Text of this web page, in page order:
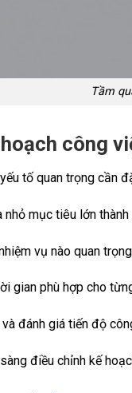
Tầm
công
tố quan trọng cần
nhỏ mục tiêu lớn
vụ nào quan
gian phù hợp cho
và đánh giá tiến độ
điều chỉnh kế